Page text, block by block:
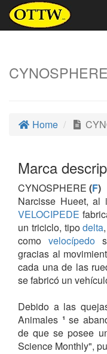
CYNOSPHERE
Home
Marca
CYNOSPHERE (F)
Narcisse Hueet, al
VELOCIPEDE
un triciclo, tipodelta
comovelocípedo
gracias al
cada una de las
se fabricó un
Debido a las
Animales ¹ se
de que se posee
Science Monthly",